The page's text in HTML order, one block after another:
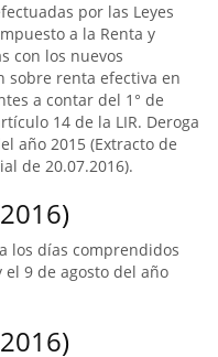
por las Leyes
a la Renta y
con los nuevos
sobre renta efectiva en
a contar del 1° de
14 de la LIR. Deroga
año 2015 (Extracto de
de 20.07.2016).
los días comprendidos
9 de agosto del año